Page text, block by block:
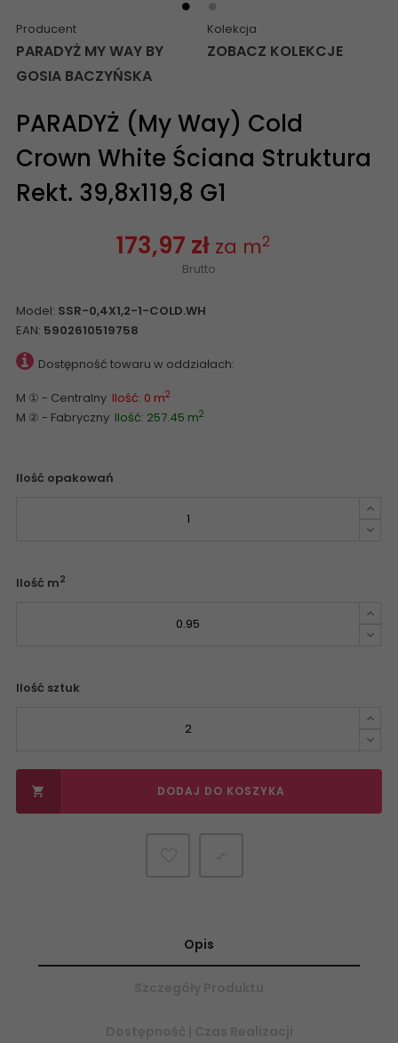
Producent
PARADYŻ MY WAY BY
GOSIA BACZYŃSKA
Kolekcja
ZOBACZ KOLEKCJE
PARADYŻ (My Way) Cold
Crown White Ściana Struktura
Rekt. 39,8x119,8 G1
173,97 zł za m2
Brutto
Model: SSR-0,4X1,2-1-COLD.WH
EAN: 5902610519758
Dostępność towaru w oddziałach:
M ① - Centralny Ilość: 0 m2
M ② - Fabryczny Ilość: 257.45 m2
Ilość opakowań
Ilość m2
Ilość sztuk
 DODAJ DO KOSZYKA
Opis